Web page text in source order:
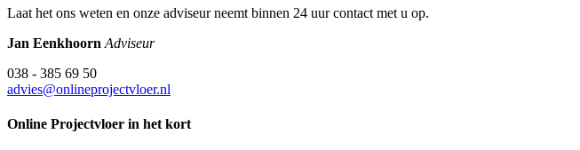
Laat het ons weten en onze adviseur neemt binnen 24 uur contact met u op.
Jan Eenkhoorn Adviseur
038 - 385 69 50
advies@onlineprojectvloer.nl
Online Projectvloer in het kort